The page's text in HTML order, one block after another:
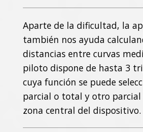
Aparte de la dificultad, la
también nos ayuda
distancias entre curvas
piloto dispone de hasta 3
cuya función se puede
parcial o total y otro parcial
zona central del dispositivo.